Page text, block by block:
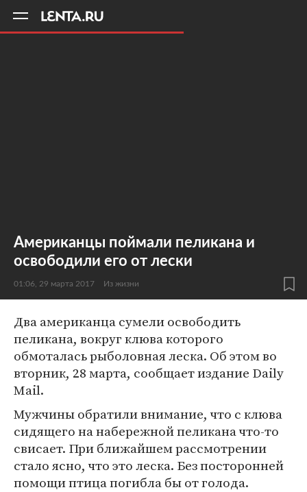
Американцы поймали пеликана и
освободили его от лески
01:06, 29 марта 2017 Из жизни
Два американца сумели освободить
пеликана, вокруг клюва которого
обмоталась рыболовная леска. Об этом во
вторник, 28 марта, сообщает издание Daily
Mail.
Мужчины обратили внимание, что с клюва
сидящего на набережной пеликана что-то
свисает. При ближайшем рассмотрении
стало ясно, что это леска. Без посторонней
помощи птица погибла бы от голода.